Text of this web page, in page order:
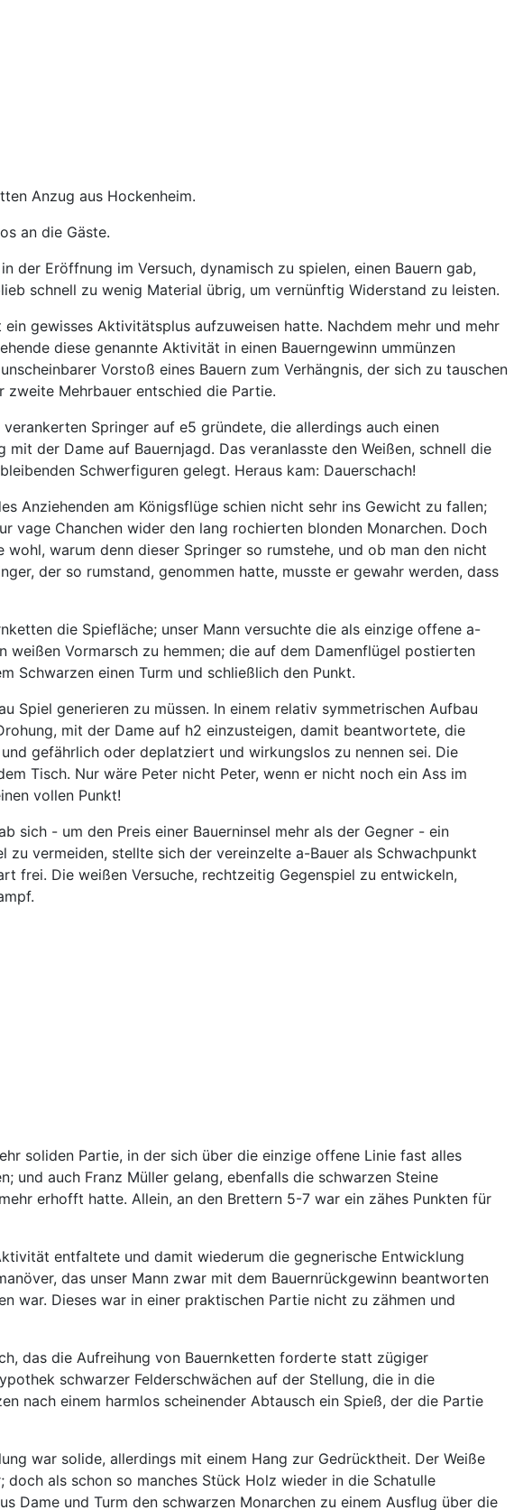
Anzug aus Hockenheim.
an die Gäste.
Eröffnung im Versuch, dynamisch zu spielen, einen Bauern gab,
schnell zu wenig Material übrig, um vernünftig Widerstand zu leisten.
gewisses Aktivitätsplus aufzuweisen hatte. Nachdem mehr und mehr
diese genannte Aktivität in einen Bauerngewinn ummünzen
Vorstoß eines Bauern zum Verhängnis, der sich zu tauschen
Mehrbauer entschied die Partie.
Springer auf e5 gründete, die allerdings auch einen
der Dame auf Bauernjagd. Das veranlasste den Weißen, schnell die
Schwerfiguren gelegt. Heraus kam: Dauerschach!
Anziehenden am Königsflüge schien nicht sehr ins Gewicht zu fallen;
vage Chanchen wider den lang rochierten blonden Monarchen. Doch
warum denn dieser Springer so rumstehe, und ob man den nicht
der so rumstand, genommen hatte, musste er gewahr werden, dass
die Spiefläche; unser Mann versuchte die als einzige offene a-
weißen Vormarsch zu hemmen; die auf dem Damenflügel postierten
Schwarzen einen Turm und schließlich den Punkt.
Spiel generieren zu müssen. In einem relativ symmetrischen Aufbau
mit der Dame auf h2 einzusteigen, damit beantwortete, die
gefährlich oder deplatziert und wirkungslos zu nennen sei. Die
Tisch. Nur wäre Peter nicht Peter, wenn er nicht noch ein Ass im
vollen Punkt!
sich - um den Preis einer Bauerninsel mehr als der Gegner - ein
vermeiden, stellte sich der vereinzelte a-Bauer als Schwachpunkt
frei. Die weißen Versuche, rechtzeitig Gegenspiel zu entwickeln,
soliden Partie, in der sich über die einzige offene Linie fast alles
und auch Franz Müller gelang, ebenfalls die schwarzen Steine
erhofft hatte. Allein, an den Brettern 5-7 war ein zähes Punkten für
entfaltete und damit wiederum die gegnerische Entwicklung
das unser Mann zwar mit dem Bauernrückgewinn beantworten
war. Dieses war in einer praktischen Partie nicht zu zähmen und
das die Aufreihung von Bauernketten forderte statt zügiger
schwarzer Felderschwächen auf der Stellung, die in die
nach einem harmlos scheinender Abtausch ein Spieß, der die Partie
war solide, allerdings mit einem Hang zur Gedrücktheit. Der Weiße
als schon so manches Stück Holz wieder in die Schatulle
Dame und Turm den schwarzen Monarchen zu einem Ausflug über die